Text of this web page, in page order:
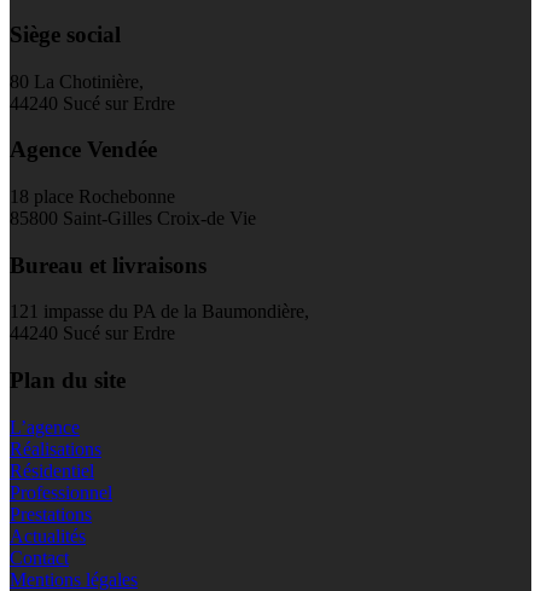
Siège social
80 La Chotinière,
44240 Sucé sur Erdre
Agence Vendée
18 place Rochebonne
85800 Saint-Gilles Croix-de Vie
Bureau et livraisons
121 impasse du PA de la Baumondière,
44240 Sucé sur Erdre
Plan du site
L’agence
Réalisations
Résidentiel
Professionnel
Prestations
Actualités
Contact
Mentions légales